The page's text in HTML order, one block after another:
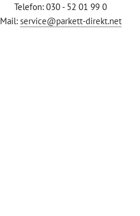
Telefon: 030 - 52 01 99 0
Mail: service@parkett-direkt.net